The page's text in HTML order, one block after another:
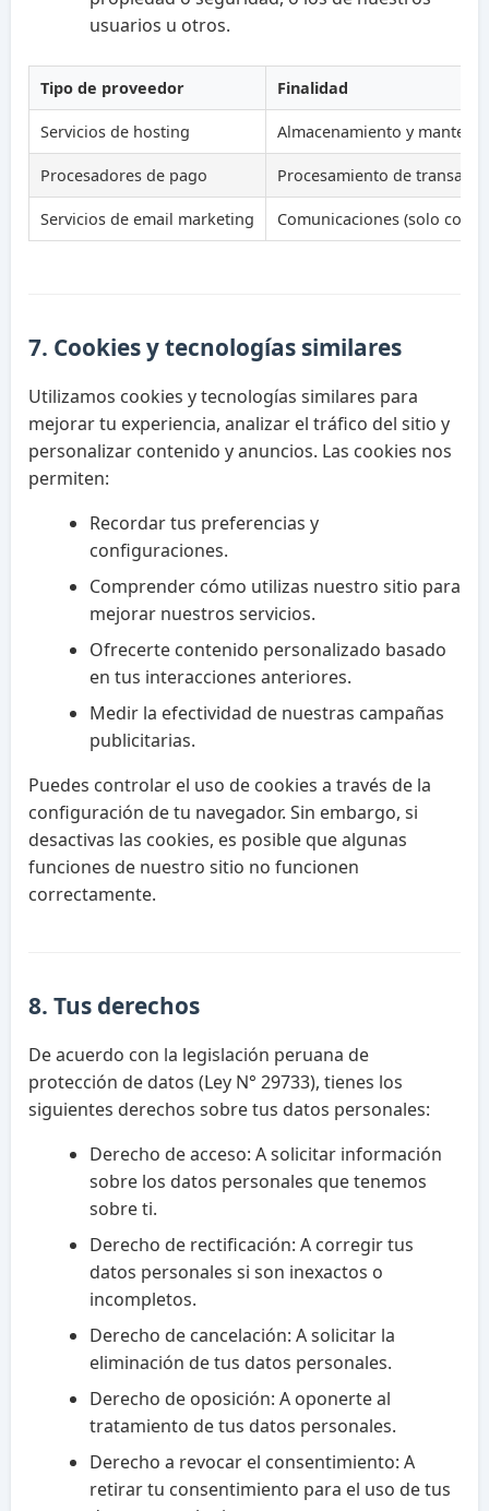
usuarios u otros.
Tipo de proveedor Finalidad
Servicios de hosting Almacenamiento y
Procesadores de pago Procesamiento de
Servicios de email marketing Comunicaciones (solo con
7. Cookies y tecnologías similares
Utilizamos cookies y tecnologías similares para
mejorar tu experiencia, analizar el tráfico del sitio y
personalizar contenido y anuncios. Las cookies nos
permiten:
Recordar tus preferencias y
configuraciones.
Comprender cómo utilizas nuestro sitio para
mejorar nuestros servicios.
Ofrecerte contenido personalizado basado
en tus interacciones anteriores.
Medir la efectividad de nuestras campañas
publicitarias.
Puedes controlar el uso de cookies a través de la
configuración de tu navegador. Sin embargo, si
desactivas las cookies, es posible que algunas
funciones de nuestro sitio no funcionen
correctamente.
8. Tus derechos
De acuerdo con la legislación peruana de
protección de datos (Ley N° 29733), tienes los
siguientes derechos sobre tus datos personales:
Derecho de acceso: A solicitar información
sobre los datos personales que tenemos
sobre ti.
Derecho de rectificación: A corregir tus
datos personales si son inexactos o
incompletos.
Derecho de cancelación: A solicitar la
eliminación de tus datos personales.
Derecho de oposición: A oponerte al
tratamiento de tus datos personales.
Derecho a revocar el consentimiento: A
retirar tu consentimiento para el uso de tus